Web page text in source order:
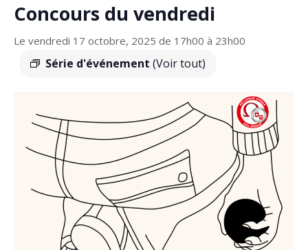
Concours du vendredi
Le vendredi 17 octobre, 2025 de 17h00 à 23h00
Série d'événement (Voir tout)